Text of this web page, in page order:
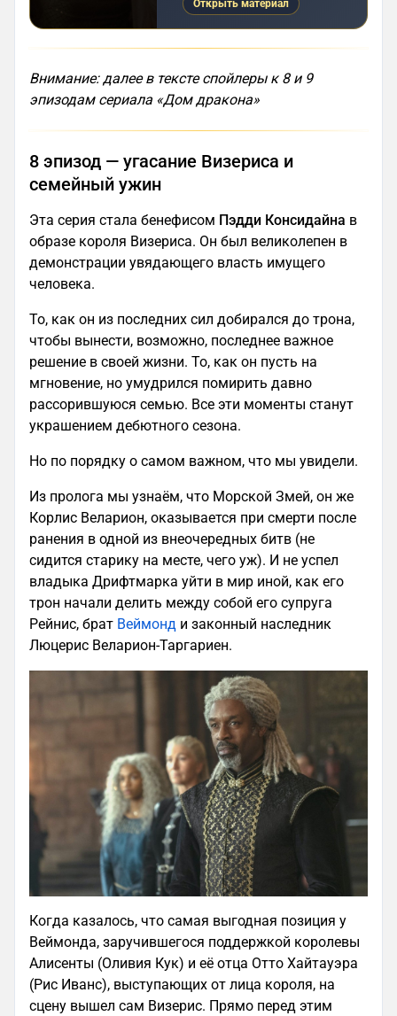
Открыть материал
Внимание: далее в тексте спойлеры к 8 и 9
эпизодам сериала «Дом дракона»
8 эпизод — угасание Визериса и
семейный ужин
Эта серия стала бенефисом Пэдди Консидайна в
образе короля Визериса. Он был великолепен в
демонстрации увядающего власть имущего
человека.
То, как он из последних сил добирался до трона,
чтобы вынести, возможно, последнее важное
решение в своей жизни. То, как он пусть на
мгновение, но умудрился помирить давно
рассорившуюся семью. Все эти моменты станут
украшением дебютного сезона.
Но по порядку о самом важном, что мы увидели.
Из пролога мы узнаём, что Морской Змей, он же
Корлис Веларион, оказывается при смерти после
ранения в одной из внеочередных битв (не
сидится старику на месте, чего уж). И не успел
владыка Дрифтмарка уйти в мир иной, как его
трон начали делить между собой его супруга
Рейнис, брат Веймонд и законный наследник
Люцерис Веларион-Таргариен.
Когда казалось, что самая выгодная позиция у
Веймонда, заручившегося поддержкой королевы
Алисенты (Оливия Кук) и её отца Отто Хайтауэра
(Рис Иванс), выступающих от лица короля, на
сцену вышел сам Визерис. Прямо перед этим